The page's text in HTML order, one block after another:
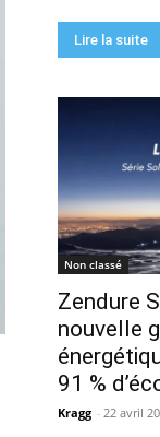
Lire la suite
Non classé
Zendure
nouvelle
91 %
Kragg - 22 avril